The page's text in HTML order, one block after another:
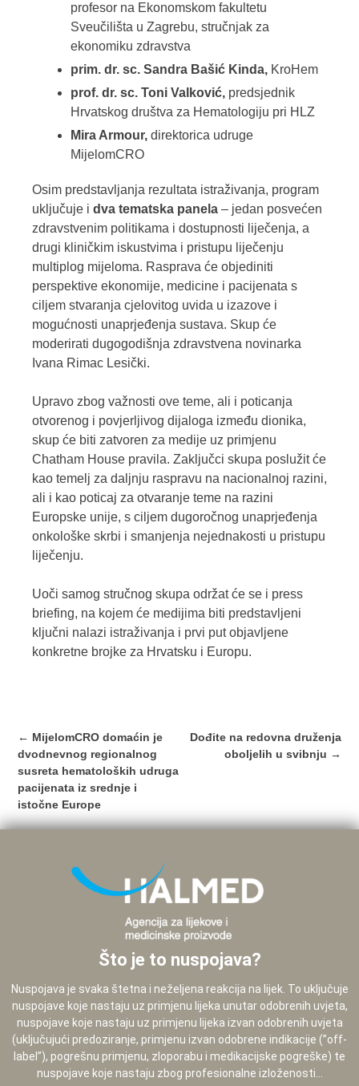
profesor na Ekonomskom fakultetu
Sveučilišta u Zagrebu, stručnjak za
ekonomiku zdravstva
prim. dr. sc. Sandra Bašić Kinda, KroHem
prof. dr. sc. Toni Valković, predsjednik
Hrvatskog društva za Hematologiju pri HLZ
Mira Armour, direktorica udruge
MijelomCRO
Osim predstavljanja rezultata istraživanja, program
uključuje i dva tematska panela – jedan posvećen
zdravstvenim politikama i dostupnosti liječenja, a
drugi kliničkim iskustvima i pristupu liječenju
multiplog mijeloma. Rasprava će objediniti
perspektive ekonomije, medicine i pacijenata s
ciljem stvaranja cjelovitog uvida u izazove i
mogućnosti unaprjeđenja sustava. Skup će
moderirati dugogodišnja zdravstvena novinarka
Ivana Rimac Lesički.
Upravo zbog važnosti ove teme, ali i poticanja
otvorenog i povjerljivog dijaloga između dionika,
skup će biti zatvoren za medije uz primjenu
Chatham House pravila. Zaključci skupa poslužit će
kao temelj za daljnju raspravu na nacionalnoj razini,
ali i kao poticaj za otvaranje teme na razini
Europske unije, s ciljem dugoročnog unaprjeđenja
onkološke skrbi i smanjenja nejednakosti u pristupu
liječenju.
Uoči samog stručnog skupa održat će se i press
briefing, na kojem će medijima biti predstavljeni
ključni nalazi istraživanja i prvi put objavljene
konkretne brojke za Hrvatsku i Europu.
Post
navigation
← MijelomCRO domaćin je
dvodnevnog regionalnog
susreta hematoloških udruga
pacijenata iz srednje i
istočne Europe
Dođite na redovna druženja
oboljelih u svibnju →
Što je to nuspojava?
Nuspojava je svaka štetna i neželjena reakcija na lijek. To uključuje
nuspojave koje nastaju uz primjenu lijeka unutar odobrenih uvjeta,
nuspojave koje nastaju uz primjenu lijeka izvan odobrenih uvjeta
(uključujući predoziranje, primjenu izvan odobrene indikacije (”off-
label”), pogrešnu primjenu, zloporabu i medikacijske pogreške) te
nuspojave koje nastaju zbog profesionalne izloženosti...